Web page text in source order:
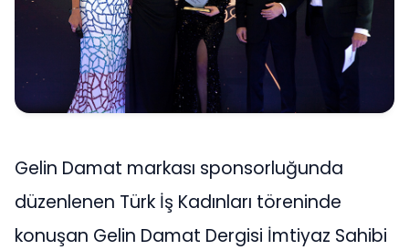
Gelin Damat markası sponsorluğunda
düzenlenen Türk İş Kadınları töreninde
konuşan Gelin Damat Dergisi İmtiyaz Sahibi